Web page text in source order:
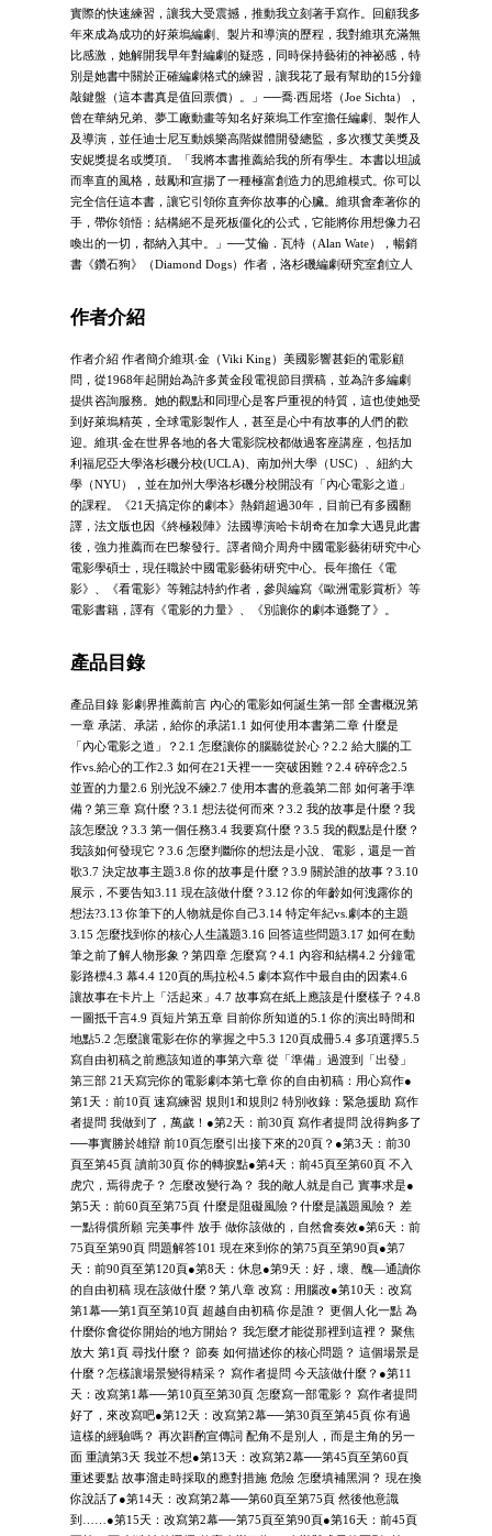
實際的快速練習，讓我大受震撼，推動我立刻著手寫作。回顧我多
年來成為成功的好萊塢編劇、製片和導演的歷程，我對維琪充滿無
比感激，她解開我早年對編劇的疑惑，同時保持藝術的神祕感，特
別是她書中關於正確編劇格式的練習，讓我花了最有幫助的15分鐘
敲鍵盤（這本書真是值回票價）。」──喬‧西屈塔（Joe Sichta），
曾在華納兄弟、夢工廠動畫等知名好萊塢工作室擔任編劇、製作人
及導演，並任迪士尼互動娛樂高階媒體開發總監，多次獲艾美獎及
安妮獎提名或獎項。「我將本書推薦給我的所有學生。本書以坦誠
而率直的風格，鼓勵和宣揚了一種極富創造力的思維模式。你可以
完全信任這本書，讓它引領你直奔你故事的心臟。維琪會牽著你的
手，帶你領悟：結構絕不是死板僵化的公式，它能將你用想像力召
喚出的一切，都納入其中。」──艾倫．瓦特（Alan Wate），暢銷
書《鑽石狗》（Diamond Dogs）作者，洛杉磯編劇研究室創立人
作者介紹
作者介紹 作者簡介維琪‧金（Viki King）美國影響甚鉅的電影顧
問，從1968年起開始為許多黃金段電視節目撰稿，並為許多編劇
提供咨詢服務。她的觀點和同理心是客戶重視的特質，這也使她受
到好萊塢精英，全球電影製作人，甚至是心中有故事的人們的歡
迎。維琪‧金在世界各地的各大電影院校都做過客座講座，包括加
利福尼亞大學洛杉磯分校(UCLA)、南加州大學（USC）、紐約大
學（NYU），並在加州大學洛杉磯分校開設有「內心電影之道」
的課程。《21天搞定你的劇本》熱銷超過30年，目前已有多國翻
譯，法文版也因《終極殺陣》法國導演哈卡胡奇在加拿大遇見此書
後，強力推薦而在巴黎發行。譯者簡介周舟中國電影藝術研究中心
電影學碩士，現任職於中國電影藝術研究中心。長年擔任《電
影》、《看電影》等雜誌特約作者，參與編寫《歐洲電影賞析》等
電影書籍，譯有《電影的力量》、《別讓你的劇本遜斃了》。
產品目錄
產品目錄 影劇界推薦前言 內心的電影如何誕生第一部 全書概況第
一章 承諾、承諾，給你的承諾1.1 如何使用本書第二章 什麼是
「內心電影之道」？2.1 怎麼讓你的腦聽從於心？2.2 給大腦的工
作vs.給心的工作2.3 如何在21天裡一一突破困難？2.4 碎碎念2.5
並置的力量2.6 別光說不練2.7 使用本書的意義第二部 如何著手準
備？第三章 寫什麼？3.1 想法從何而來？3.2 我的故事是什麼？我
該怎麼說？3.3 第一個任務3.4 我要寫什麼？3.5 我的觀點是什麼？
我該如何發現它？3.6 怎麼判斷你的想法是小說、電影，還是一首
歌3.7 決定故事主題3.8 你的故事是什麼？3.9 關於誰的故事？3.10
展示，不要告知3.11 現在該做什麼？3.12 你的年齡如何洩露你的
想法?3.13 你筆下的人物就是你自己3.14 特定年紀vs.劇本的主題
3.15 怎麼找到你的核心人生議題3.16 回答這些問題3.17 如何在動
筆之前了解人物形象？第四章 怎麼寫？4.1 內容和結構4.2 分鐘電
影路標4.3 幕4.4 120頁的馬拉松4.5 劇本寫作中最自由的因素4.6
讓故事在卡片上「活起來」4.7 故事寫在紙上應該是什麼樣子？4.8
一圖抵千言4.9 頁短片第五章 目前你所知道的5.1 你的演出時間和
地點5.2 怎麼讓電影在你的掌握之中5.3 120頁成冊5.4 多項選擇5.5
寫自由初稿之前應該知道的事第六章 從「準備」過渡到「出發」
第三部 21天寫完你的電影劇本第七章 你的自由初稿：用心寫作●
第1天：前10頁 速寫練習 規則1和規則2 特別收錄：緊急援助 寫作
者提問 我做到了，萬歲！●第2天：前30頁 寫作者提問 說得夠多了
──事實勝於雄辯 前10頁怎麼引出接下來的20頁？●第3天：前30
頁至第45頁 讀前30頁 你的轉捩點●第4天：前45頁至第60頁 不入
虎穴，焉得虎子？ 怎麼改變行為？ 我的敵人就是自己 實事求是●
第5天：前60頁至第75頁 什麼是阻礙風險？什麼是議題風險？ 差
一點得償所願 完美事件 放手 做你該做的，自然會奏效●第6天：前
75頁至第90頁 問題解答101 現在來到你的第75頁至第90頁●第7
天：前90頁至第120頁●第8天：休息●第9天：好，壞、醜—通讀你
的自由初稿 現在該做什麼？第八章 改寫：用腦改●第10天：改寫
第1幕──第1頁至第10頁 超越自由初稿 你是誰？ 更個人化一點 為
什麼你會從你開始的地方開始？ 我怎麼才能從那裡到這裡？ 聚焦
放大 第1頁 尋找什麼？ 節奏 如何描述你的核心問題？ 這個場景是
什麼？怎樣讓場景變得精采？ 寫作者提問 今天該做什麼？●第11
天：改寫第1幕──第10頁至第30頁 怎麼寫一部電影？ 寫作者提問
好了，來改寫吧●第12天：改寫第2幕──第30頁至第45頁 你有過
這樣的經驗嗎？ 再次斟酌宣傳詞 配角不是別人，而是主角的另一
面 重讀第3天 我並不想●第13天：改寫第2幕──第45頁至第60頁
重述要點 故事溜走時採取的應對措施 危險 怎麼填補黑洞？ 現在換
你說話了●第14天：改寫第2幕──第60頁至第75頁 然後他意識
到……●第15天：改寫第2幕──第75頁至第90頁●第16天：前45頁